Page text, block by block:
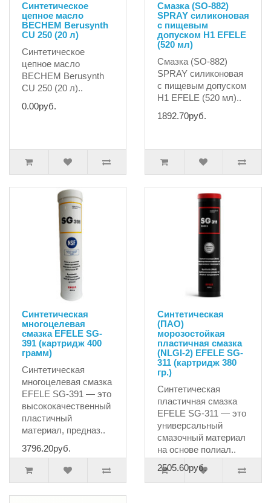
Синтетическое
цепное масло
BECHEM Berusynth
CU 250 (20 л)
Синтетическое
цепное масло
BECHEM Berusynth
CU 250 (20 л)..
0.00руб.
Смазка (SO-882)
SPRAY силиконовая
с пищевым
допуском H1 EFELE
(520 мл)
Смазка (SO-882)
SPRAY силиконовая
с пищевым допуском
H1 EFELE (520 мл)..
1892.70руб.
Синтетическая
многоцелевая
смазка EFELE SG-
391 (картридж 400
грамм)
Синтетическая
многоцелевая смазка
EFELE SG-391 — это
высококачественный
пластичный
материал, предназ..
3796.20руб.
Синтетическая
(ПАО)
морозостойкая
пластичная смазка
(NLGI-2) EFELE SG-
311 (картридж 380
гр.)
Синтетическая
пластичная смазка
EFELE SG-311 — это
универсальный
смазочный материал
на основе полиал..
2505.60руб.